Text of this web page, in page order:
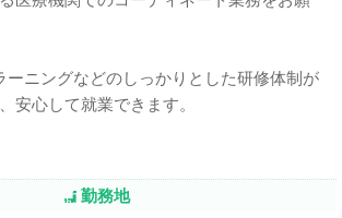
ーニングなどのしっかりとした研修体制が
安心して就業できます。
勤務地